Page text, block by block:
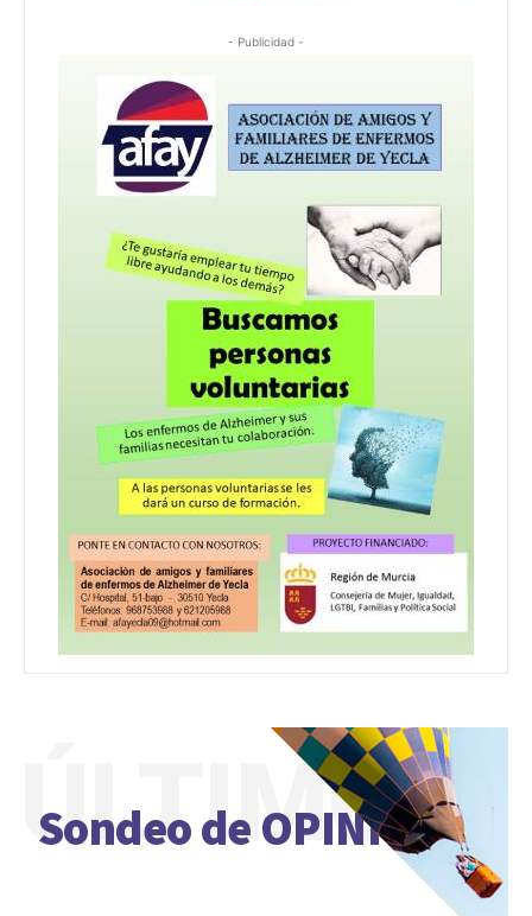
- Publicidad -
Sondeo de OPINIÓN
ÚLTIMO